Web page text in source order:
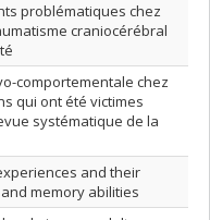
problématiques chez
craniocérébral
comportementale chez
qui ont été victimes
systématique de la
and their
memory abilities